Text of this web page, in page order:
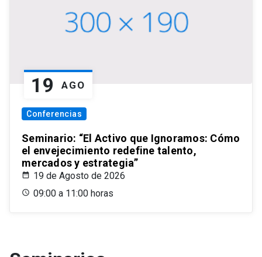
19 AGO
Conferencias
Seminario: “El Activo que Ignoramos: Cómo
el envejecimiento redefine talento,
mercados y estrategia”
19 de Agosto de 2026
09:00 a 11:00 horas